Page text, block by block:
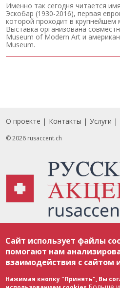
Именно так сегодня читается
Эскобар (1930-2016), первая
которой проходит в крупнейшем
Выставка организована
Museum of Modern Art и
Museum.
Footer
О проекте Контакты Услуги
© 2026 rusaccent.ch
соответствии с законодательством
международными соглашениями. Полное
материалов возможно только с
или частичного воспроизведения
ОБЯЗАТЕЛЬНА АКТИВНАЯ ГИПЕРССЫЛКА
текст. Фотоизображения, размещенные
ее исключительной собственностью.
Сайт использует файлы
помогают нам
взаимодействия с сайтом
Нажимая кнопку "Принять", Вы